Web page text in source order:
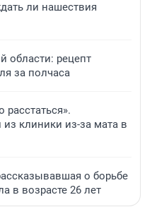
ли нашествия
области: рецепт
за полчаса
клиники из-за мата в
о борьбе
в возрасте 26 лет